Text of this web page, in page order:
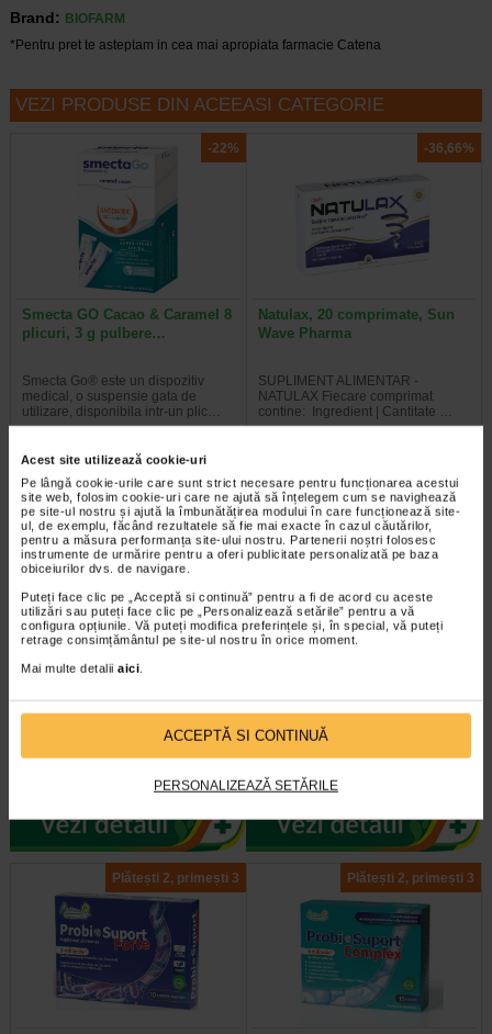
Acest site utilizează cookie-uri
Pe lângă cookie-urile care sunt strict necesare pentru funcționarea acestui
site web, folosim cookie-uri care ne ajută să înțelegem cum se navighează
pe site-ul nostru și ajută la îmbunătățirea modului în care funcționează site-
ul, de exemplu, făcând rezultatele să fie mai exacte în cazul căutărilor,
pentru a măsura performanța site-ului nostru. Partenerii noștri folosesc
instrumente de urmărire pentru a oferi publicitate personalizată pe baza
obiceiurilor dvs. de navigare.
Puteți face clic pe „Acceptă si continuă” pentru a fi de acord cu aceste
utilizări sau puteți face clic pe „Personalizează setările” pentru a vă
configura opțiunile. Vă puteți modifica preferințele și, în special, vă puteți
retrage consimțământul pe site-ul nostru în orice moment.
Mai multe detalii aici
ACCEPTĂ SI CONTINUĂ
PERSONALIZEAZĂ SETĂRILE
Brand:
BIOFARM
*Pentru pret te asteptam in cea mai apropiata farmacie Catena
VEZI PRODUSE DIN ACEEASI CATEGORIE
-22%
Smecta GO Cacao & Caramel 8
plicuri, 3 g pulbere…
Smecta Go® este un dispozitiv
medical, o suspensie gata de
utilizare, disponibila intr-un plic…
-36,66%
Natulax, 20 comprimate, Sun
Wave Pharma
SUPLIMENT ALIMENTAR -
NATULAX Fiecare comprimat
contine: Ingredient | Cantitate …
-25,48%
Wave Pharma
Supliment alimentar cu carbune
activ si inulina, destinat reducerii
acumularii excesive de gaze…
Plătești 2, primești 3
filmate, Naturalis
Supliment alimentar sub forma de
comprimate filmate, care contine
extract din frunze de Senna…
Plătești 2, primești 3 Plătești 2, primești 3